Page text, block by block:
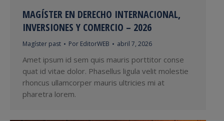
MAGÍSTER EN DERECHO INTERNACIONAL,
INVERSIONES Y COMERCIO – 2026
Magíster past Por EditorWEB abril 7, 2026
Amet ipsum id sem quis mauris porttitor conse
quat id vitae dolor. Phasellus ligula velit molestie
rhoncus ullamcorper mauris ultricies mi at
pharetra lorem.